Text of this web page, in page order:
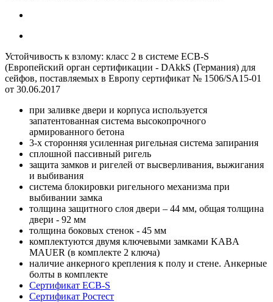
Устойчивость к взлому: класс 2 в системе ECB-S
(Европейский орган сертификации - DAkkS (Германия) для
сейфов, поставляемых в Европу сертификат № 1506/SA15-01
от 30.06.2017
при заливке двери и корпуса используется
запатентованная система высокопрочного
армированного бетона
3-х сторонняя усиленная ригельная система запирания
сплошной пассивный ригель
защита замков и ригелей от высверливания, выжигания
и выбивания
система блокировки ригельного механизма при
выбивании замка
толщина защитного слоя двери – 44 мм, общая толщина
двери - 92 мм
толщина боковых стенок - 45 мм
комплектуются двумя ключевыми замками KABA
MAUER (в комплекте 2 ключа)
наличие анкерного крепления к полу и стене. Анкерные
болты в комплекте
Сертификат ECB-S
Сертификат Ростест